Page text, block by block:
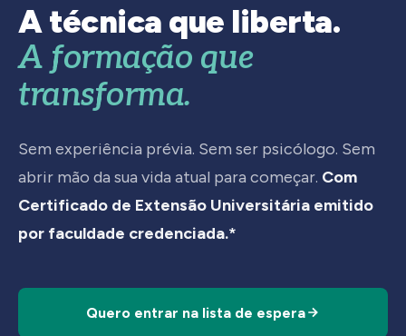
A técnica que liberta.
A formação que
transforma.
Sem experiência prévia. Sem ser psicólogo. Sem
abrir mão da sua vida atual para começar. Com
Certificado de Extensão Universitária emitido
por faculdade credenciada.*
Quero entrar na lista de espera